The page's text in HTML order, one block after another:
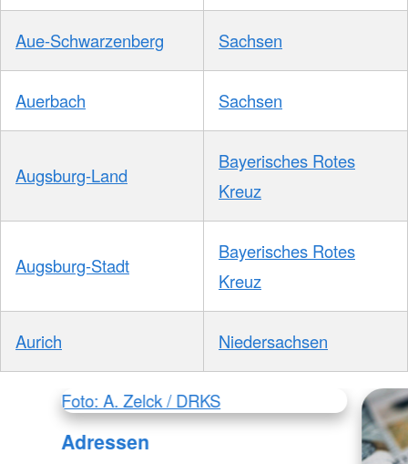
Aue-Schwarzenberg Sachsen
Auerbach Sachsen
Augsburg-Land
Bayerisches Rotes
Kreuz
Augsburg-Stadt
Bayerisches Rotes
Kreuz
Aurich Niedersachsen
Foto: A. Zelck / DRKS
Adressen